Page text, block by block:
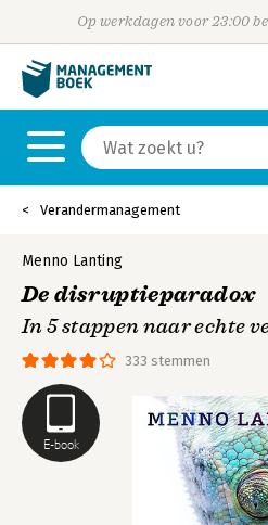
Op werkdagen voor 23:00
Verandermanagement
E-book
333 stemmen
Menno Lanting
De disruptieparadox
In 5 stappen naar echte